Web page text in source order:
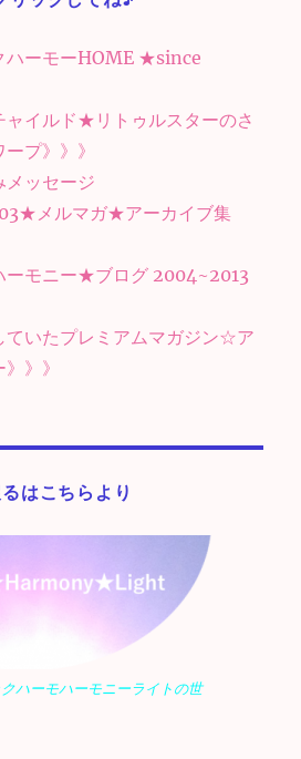
ハーモーHOME ★since
ャイルド★リトゥルスターのさ
プ》》》
ッセージ
メルマガ★アーカイブ集
ーモニー★ブログ 2004~2013
いたプレミアムマガジン☆ア
》》
はこちらより
ハーモハーモニーライトの世